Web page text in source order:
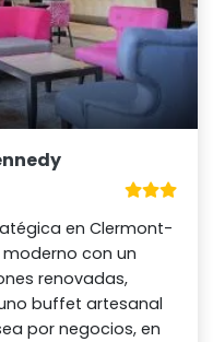
en Clermont-
con un
renovadas,
buffet artesanal
por negocios, en